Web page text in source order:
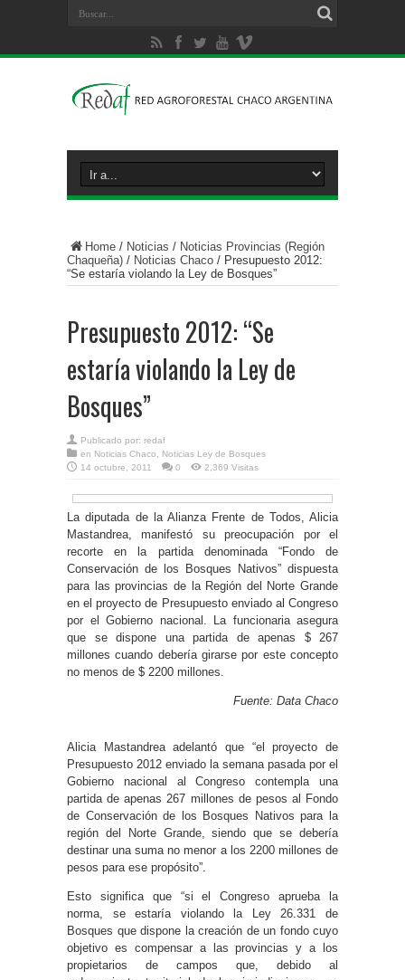
Home / Noticias / Noticias Provincias (Región
Chaqueña) / Noticias Chaco / Presupuesto 2012:
“Se estaría violando la Ley de Bosques”
Presupuesto 2012: “Se
estaría violando la Ley de
Bosques”
Publicado por: redaf
en Noticias Chaco
Noticias Ley de Bosques
14 octubre, 2011
0 2,369 Visitas
La diputada de la Alianza Frente de Todos, Alicia
Mastandrea, manifestó su preocupación por el
recorte en la partida denominada “Fondo de
Conservación de los Bosques Nativos” dispuesta
para las provincias de la Región del Norte Grande
en el proyecto de Presupuesto enviado al Congreso
por el Gobierno nacional. La funcionaria asegura
que se dispone una partida de apenas $ 267
millones cuando debería girarse por este concepto
no menos de $ 2200 millones.
Fuente: Data Chaco
Alicia Mastandrea adelantó que “el proyecto de
Presupuesto 2012 enviado la semana pasada por el
Gobierno nacional al Congreso contempla una
partida de apenas 267 millones de pesos al Fondo
de Conservación de los Bosques Nativos para la
región del Norte Grande, siendo que se debería
destinar una suma no menor a los 2200 millones de
pesos para ese propósito”.
Esto significa que “si el Congreso aprueba la
norma, se estaría violando la Ley 26.331 de
Bosques que dispone la creación de un fondo cuyo
objetivo es compensar a las provincias y a los
propietarios de campos que, debido al